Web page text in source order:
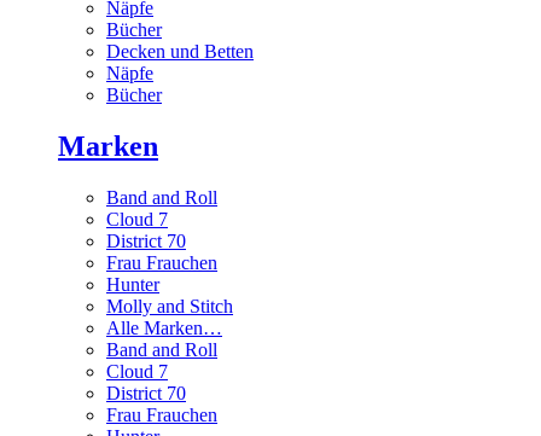
Näpfe
Bücher
Decken und Betten
Näpfe
Bücher
Marken
Band and Roll
Cloud 7
District 70
Frau Frauchen
Hunter
Molly and Stitch
Alle Marken…
Band and Roll
Cloud 7
District 70
Frau Frauchen